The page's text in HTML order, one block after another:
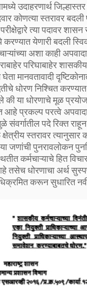
उदाहरणार्थ
कोणत्या स्तरावर
त्या पदावर
करण्यात येणारी बदली
अशा काही
परिघाबाहेर
मानवतावादी
धोरण निश्चित
या धोरणाचे मूळ
प्रकल्प परत्वे
पदे रिक्त
स्तरावर त्यानुसार
जणांची पुनरावलोकन
कर्मचाऱ्याचे हित
तसेच धोरणाचा अर्थ
करून सुधारित